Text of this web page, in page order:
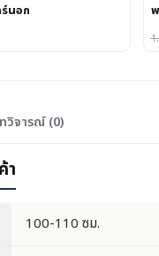
นอก
วิจารณ์ (0)
า
100-110 ซม.